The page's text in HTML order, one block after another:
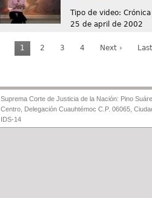
Tipo de video: Crónica
25 de april de 2002
1 2 3 4 Next ›
Suprema Corte de Justicia de la Nación: Pino
Centro, Delegación Cuauhtémoc C.P. 06065,
IDS-14